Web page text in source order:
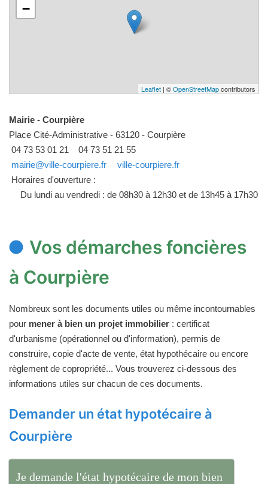
−
Leaflet | ©OpenStreetMapcontributors
Mairie - Courpière
Place Cité-Administrative - 63120 - Courpière
04 73 53 01 21
04 73 51 21 55
mairie@ville-courpiere.fr
ville-courpiere.fr
Horaires d'ouverture :
Du lundi au vendredi : de 08h30 à 12h30 et de 13h45 à 17h30
Vos démarches foncières
à Courpière
Nombreux sont les documents utiles ou même incontournables
pour mener à bien un projet immobilier : certificat
d'urbanisme (opérationnel ou d'information), permis de
construire, copie d'acte de vente, état hypothécaire ou encore
règlement de copropriété... Vous trouverez ci-dessous des
informations utiles sur chacun de ces documents.
Demander un état hypotécaire à
Courpière
Je demande l'état hypotécaire de mon bien